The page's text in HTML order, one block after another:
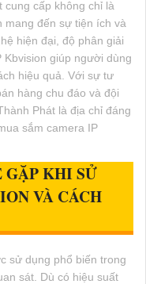
cung cấp không chỉ là
mang đến sự tiện ích và
hiện đại, độ phân giải
giúp người dùng
hiệu quả. Với sự tư
hàng chu đáo và đội
Phát là địa chỉ đáng
sắm camera IP
GẶP KHI SỬ
VÀ CÁCH
sử dụng phổ biến trong
sát. Dù có hiệu suất